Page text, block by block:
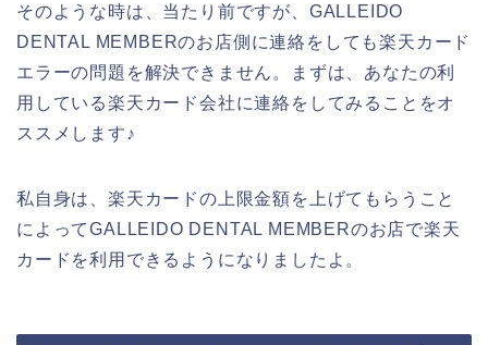
そのような時は、当たり前ですが、GALLEIDO
DENTAL MEMBERのお店側に連絡をしても楽天カード
エラーの問題を解決できません。まずは、あなたの利
用している楽天カード会社に連絡をしてみることをオ
ススメします♪
私自身は、楽天カードの上限金額を上げてもらうこと
によってGALLEIDO DENTAL MEMBERのお店で楽天
カードを利用できるようになりましたよ。